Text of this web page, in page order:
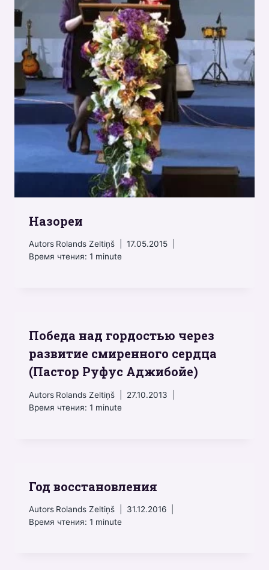
Назореи
Autors Rolands Zeltiņš
17.05.2015
Время чтения: 1 minute
Победа над гордостью через
развитие смиренного сердца
(Пастор Руфус Аджибойе)
Autors Rolands Zeltiņš
27.10.2013
Время чтения: 1 minute
Год восстановления
Autors Rolands Zeltiņš
31.12.2016
Время чтения: 1 minute